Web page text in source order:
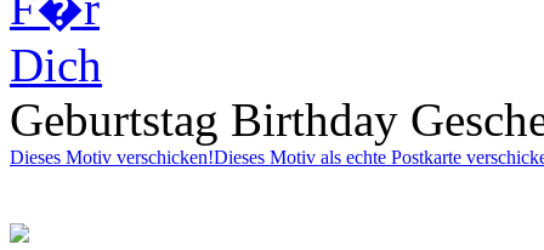
Geburtstag Birthday
Dieses Motiv verschicken!Dieses Motiv als echte Postkarte